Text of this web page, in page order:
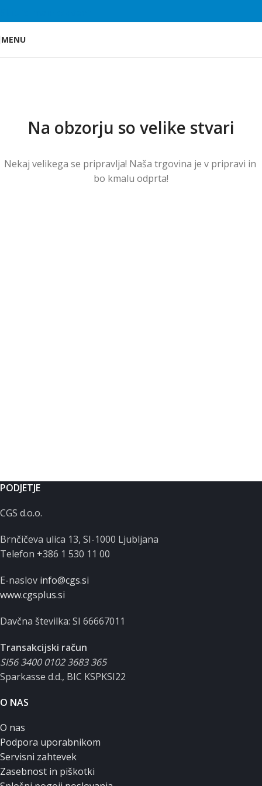
MENU
Na obzorju so velike stvari
Nekaj ​​velikega se pripravlja! Naša trgovina je v pripravi in ​​
bo kmalu odprta!
PODJETJE
CGS d.o.o.
Brnčičeva ulica 13, SI-1000 Ljubljana
Telefon +386 1 530 11 00
E-naslov info@cgs.si
www.cgsplus.si
Davčna številka: SI 66667011
Transakcijski račun
SI56 3400 0102 3683 365
Sparkasse d.d., BIC KSPKSI22
O NAS
O nas
Podpora uporabnikom
Servisni zahtevek
Zasebnost in piškotki